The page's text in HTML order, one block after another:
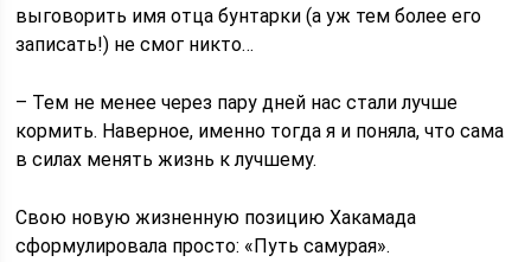
выговорить имя отца бунтарки (а уж тем более его
записать!) не смог никто…
– Тем не менее через пару дней нас стали лучше
кормить. Наверное, именно тогда я и поняла, что сама
в силах менять жизнь к лучшему.
Свою новую жизненную позицию Хакамада
сформулировала просто: «Путь самурая».